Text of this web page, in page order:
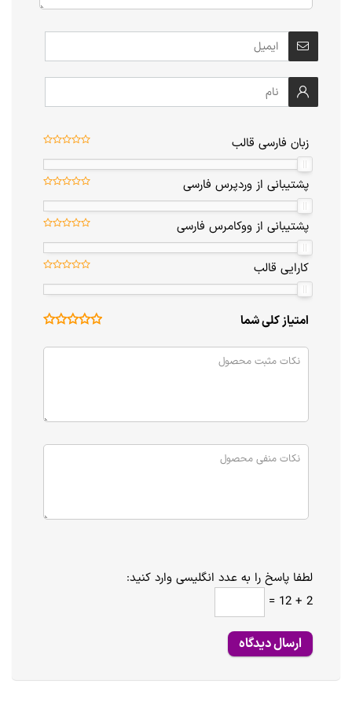
زبان فارسی قالب
پشتیبانی از وردپرس فارسی
پشتیبانی از ووکامرس فارسی
کارایی قالب
امتیاز کلی شما
لطفا پاسخ را به عدد انگلیسی وارد کنید:
2 + 12 =